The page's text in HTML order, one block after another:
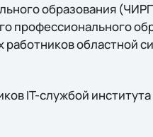
образования
профессионального
областной
IT-службой